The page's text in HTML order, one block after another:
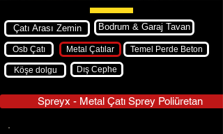
Köşe dolgu Dış Cephe
Temel Perde Beton
Osb Çatı Metal Çatılar
Bodrum & Garaj Tavan
Çatı Arası Zemin
Spreyx - Metal Çatı Sprey Poliüretan